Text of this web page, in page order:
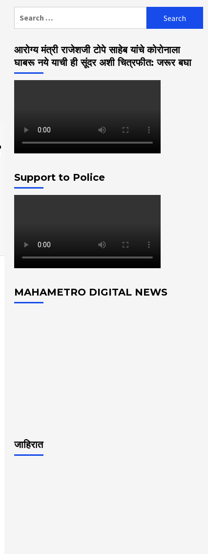
आरोग्य मंत्री राजेशजी टोपे साहेब यांचे कोरोनाला
घाबरू नये याची ही सूंदर अशी चित्रफीत: जरूर बघा
Support to Police
MAHAMETRO DIGITAL NEWS
जाहिरात